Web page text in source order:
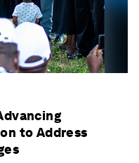
to Address